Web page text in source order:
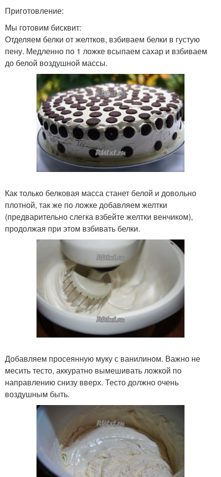
Приготовление:
Мы готовим бисквит:
Отделяем белки от желтков, взбиваем белки в густую
пену. Медленно по 1 ложке всыпаем сахар и взбиваем
до белой воздушной массы.
Как только белковая масса станет белой и довольно
плотной, так же по ложке добавляем желтки
(предварительно слегка взбейте желтки венчиком),
продолжая при этом взбивать белки.
Добавляем просеянную муку с ванилином. Важно не
месить тесто, аккуратно вымешивать ложкой по
направлению снизу вверх. Тесто должно очень
воздушным быть.